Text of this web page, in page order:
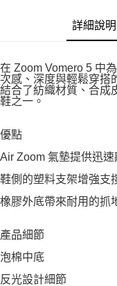
詳細說明
在 Zoom Vomero 5 中
次感、深度與輕鬆穿搭
結合了紡織材質、合成
鞋之一。
優點
Air Zoom 氣墊提供迅
鞋側的塑料支架增強支
橡膠外底帶來耐用的抓
產品細節
泡棉中底
反光設計細節